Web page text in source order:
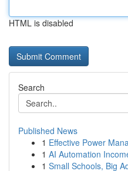
HTML is disabled
Search
Published News
1 Effective Power
1 AI Automation
1 Small Schools, Big